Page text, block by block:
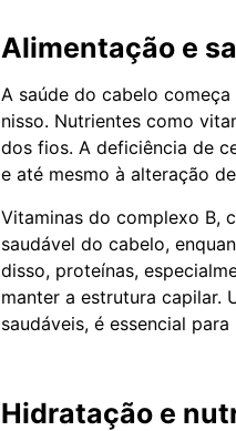
Alimentação e
A saúde do cabelo
nisso. Nutrientes como
dos fios. A deficiência de
e até mesmo à alteração
Vitaminas do complexo B,
saudável do cabelo,
disso, proteínas,
manter a estrutura capilar.
saudáveis, é essencial
Hidratação e